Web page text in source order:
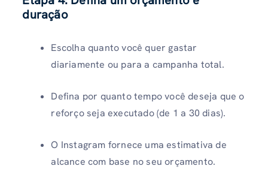
duração
Escolha quanto você quer gastar
diariamente ou para a campanha total.
Defina por quanto tempo você deseja que o
reforço seja executado (de 1 a 30 dias).
O Instagram fornece uma estimativa de
alcance com base no seu orçamento.